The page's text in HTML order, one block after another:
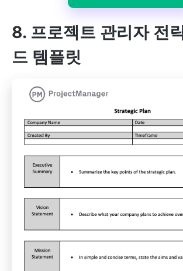
8. 프로젝트 관리자 전
드 템플릿